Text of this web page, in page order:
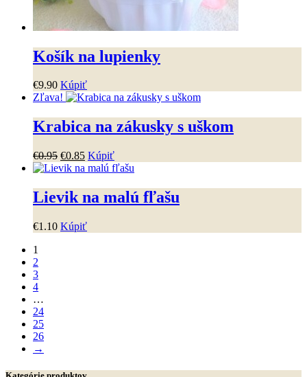
Košík na lupienky
€9.90 Kúpiť
Zľava!
Krabica na zákusky s uškom
€0.95 Pôvodná
cena
€0.95.
€0.85Aktuálna
cena
€0.85.
Kúpiť
Lievik na malú fľašu
€1 .10 Kúpiť
1
2
3
4
…
24
25
26
→